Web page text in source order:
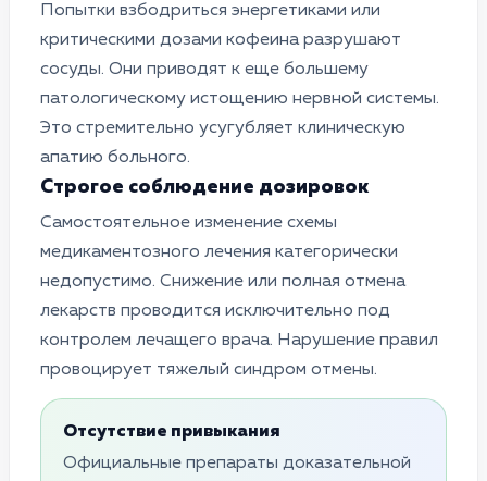
Попытки взбодриться энергетиками или
критическими дозами кофеина разрушают
сосуды. Они приводят к еще большему
патологическому истощению нервной системы.
Это стремительно усугубляет клиническую
апатию больного.
Строгое соблюдение дозировок
Самостоятельное изменение схемы
медикаментозного лечения категорически
недопустимо. Снижение или полная отмена
лекарств проводится исключительно под
контролем лечащего врача. Нарушение правил
провоцирует тяжелый синдром отмены.
Отсутствие привыкания
Официальные препараты доказательной